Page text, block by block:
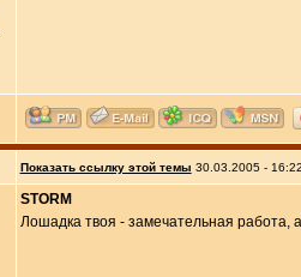
Показать ссылку этой темы 30.03.2005 - 16:22
STORM
Лошадка твоя - замечательная работа,